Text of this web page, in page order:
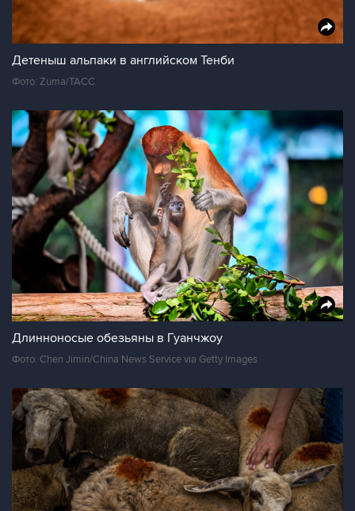
Детеныш альпаки в английском Тенби
Фото: Zuma/ТАСС
Длинноносые обезьяны в Гуанчжоу
Фото: Chen Jimin/China News Service via Getty Images